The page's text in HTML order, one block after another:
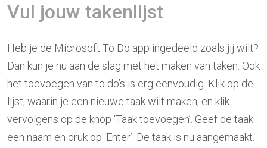
Vul jouw takenlijst
Heb je de Microsoft To Do app ingedeeld zoals jij wilt?
Dan kun je nu aan de slag met het maken van taken. Ook
het toevoegen van to do’s is erg eenvoudig. Klik op de
lijst, waarin je een nieuwe taak wilt maken, en klik
vervolgens op de knop ‘Taak toevoegen’. Geef de taak
een naam en druk op ‘Enter’. De taak is nu aangemaakt.